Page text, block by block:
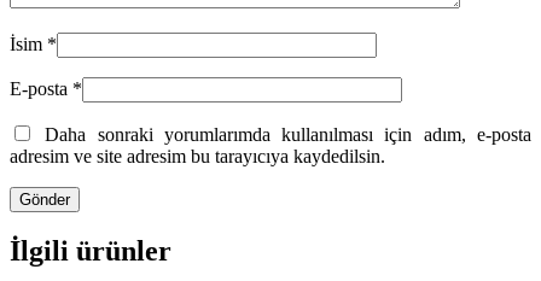
İsim *
E-posta *
Daha sonraki yorumlarımda kullanılması için adım, e-posta
adresim ve site adresim bu tarayıcıya kaydedilsin.
İlgili ürünler